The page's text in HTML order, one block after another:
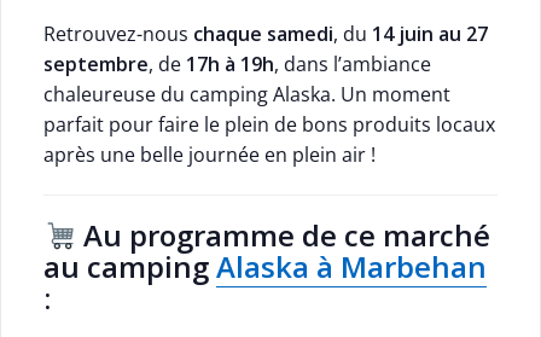
Retrouvez-nous chaque samedi, du 14 juin au 27
septembre, de 17h à 19h, dans l’ambiance
chaleureuse du camping Alaska. Un moment
parfait pour faire le plein de bons produits locaux
après une belle journée en plein air !
Au programme de ce marché
au campingAlaska à Marbehan
: